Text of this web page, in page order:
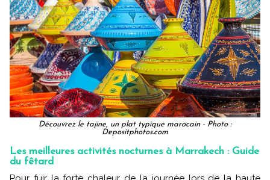
Découvrez le tajine, un plat typique marocain - Photo :
Depositphotos.com
Les meilleures activités nocturnes à Marrakech : Guide
du fêtard